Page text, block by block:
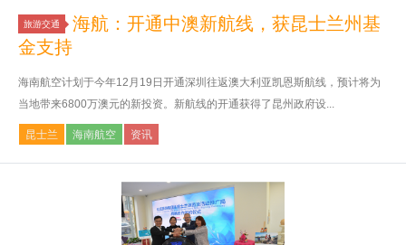
旅游交通
海航：开通中澳新航线，获昆士兰州基
金支持
海南航空计划于今年12月19日开通深圳往返澳大利亚凯恩斯航线，预计将为
当地带来6800万澳元的新投资。新航线的开通获得了昆州政府设...
昆士兰 海南航空 资讯